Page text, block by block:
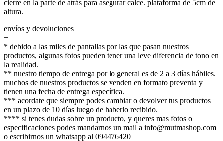
cierre en la parte de atrás para asegurar calce. plataforma de 5cm de
altura.
envíos y devoluciones
+
* debido a las miles de pantallas por las que pasan nuestros
productos, algunas fotos pueden tener una leve diferencia de tono en
la realidad.
** nuestro tiempo de entrega por lo general es de 2 a 3 días hábiles.
muchos de nuestros productos se venden en formato preventa y
tienen una fecha de entrega específica.
*** acordate que siempre podes cambiar o devolver tus productos
en un plazo de 10 días luego de haberlo recibido.
**** si tenes dudas sobre un producto, y queres mas fotos o
especificaciones podes mandarnos un mail a info@mutmashop.com
o escribirnos un whatsapp al 094476420